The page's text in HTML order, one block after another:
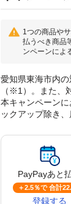
1つの商品や
払うべき商品
ンペーンによ
愛知県東海市内
（※1）。また、
本キャンペーン
ックアップ除き
PayPayあと
＋2.5％で 合計
登録する